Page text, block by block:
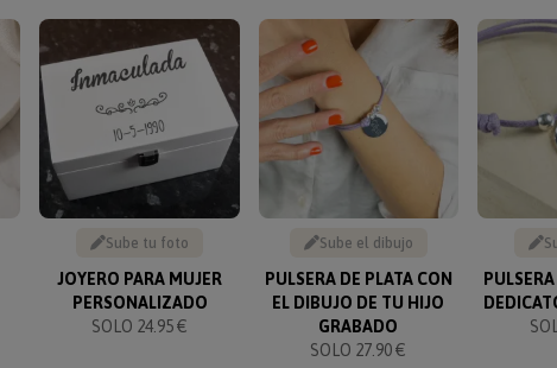
Sube tu foto
JOYERO PARA MUJER
PERSONALIZADO
SOLO 24.95 €
Sube el dibujo
PULSERA DE PLATA CON
EL DIBUJO DE TU HIJO
GRABADO
SOLO 27.90 €